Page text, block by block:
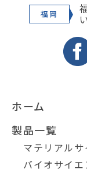
福岡
ホーム
製品一覧
マテリアルサ
バイオサイエ